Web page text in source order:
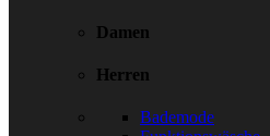
Damen
Herren
Bademode